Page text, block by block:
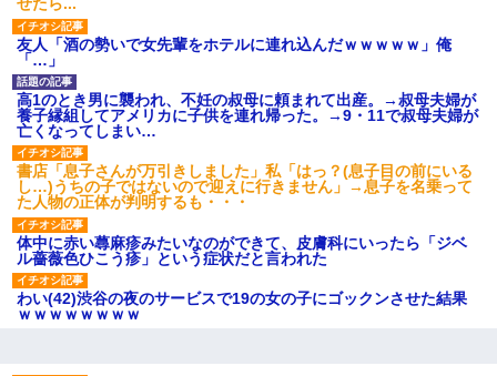
募集がこちらｗｗｗｗｗ(※画像
あり)
【ネット騒然】惨殺されたタ
ワマン頂き女子のこの動画、す
げえええええｗｗｗｗｗｗｗｗ
ｗｗｗ
【愕然】白のクラウン俺氏、
高速道路左車線を制限速度で走
った結果wwwwwwwwwwww
百年の恋12-899 食べた量を
張り合ってくる
【悲報】佐藤輝明・・・２軍
でも盛大にやらかす←あまり悲
しませないでくれ
友人「酒の勢いで女先輩をホテルに連れ込んだｗｗｗｗｗ」俺
「…」
高1のとき男に襲われ、不妊の叔母に頼まれて出産。→叔母夫婦が
養子縁組してアメリカに子供を連れ帰った。→9・11で叔母夫婦が
亡くなってしまい…
書店「息子さんが万引きしました」私「はっ？(息子目の前にいる
し…)うちの子ではないので迎えに行きません」→息子を名乗って
た人物の正体が判明するも・・・
体中に赤い蕁麻疹みたいなのができて、皮膚科にいったら「ジベ
ル薔薇色ひこう疹」という症状だと言われた
わい(42)渋谷の夜のサービスで19の女の子にゴックンさせた結果
ｗｗｗｗｗｗｗｗ